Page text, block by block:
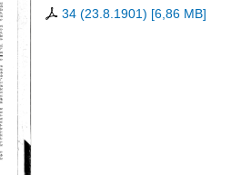
34 (23.8.1901) [6,86 MB]